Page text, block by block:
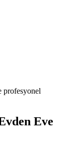
profesyonel
Eve